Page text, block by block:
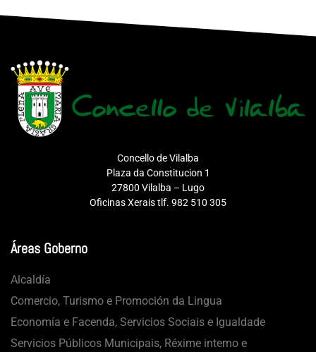
Concello de Vilalba
Plaza da Constitucion 1
27800 Vilalba – Lugo
Oficinas Xerais tlf. 982 510 305
Áreas Goberno
Alcaldía
Comercio, Turismo e Promoción da Lingua
Economía e Facenda, Servicios Sociais e Igualdade
Servicios Públicos Municipais, Réxime interno e